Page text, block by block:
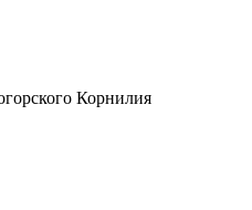
Корнилия